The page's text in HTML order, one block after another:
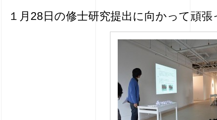
１月28日の修士研究提出に向かって頑